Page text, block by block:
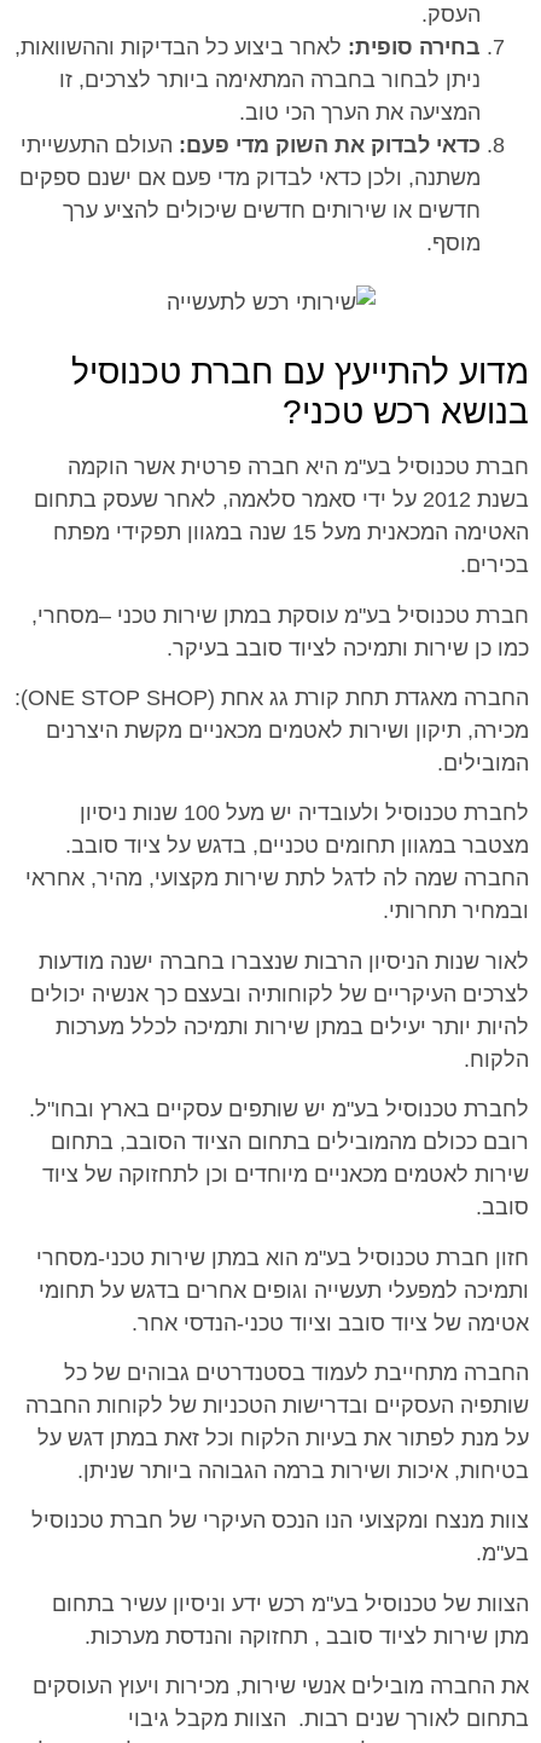
העסק.
בחירה סופית: לאחר ביצוע כל הבדיקות וההשוואות,
ניתן לבחור בחברה המתאימה ביותר לצרכים, זו
המציעה את הערך הכי טוב.
כדאי לבדוק את השוק מדי פעם: העולם התעשייתי
משתנה, ולכן כדאי לבדוק מדי פעם אם ישנם ספקים
חדשים או שירותים חדשים שיכולים להציע ערך
מוסף.
מדוע להתייעץ עם חברת טכנוסיל
בנושא רכש טכני?
חברת טכנוסיל בע"מ היא חברה פרטית אשר הוקמה
בשנת 2012 על ידי סאמר סלאמה, לאחר שעסק בתחום
האטימה המכאנית מעל 15 שנה במגוון תפקידי מפתח
בכירים.
חברת טכנוסיל בע"מ עוסקת במתן שירות טכני –מסחרי,
כמו כן שירות ותמיכה לציוד סובב בעיקר.
החברה מאגדת תחת קורת גג אחת (ONE STOP SHOP):
מכירה, תיקון ושירות לאטמים מכאניים מקשת היצרנים
המובילים.
לחברת טכנוסיל ולעובדיה יש מעל 100 שנות ניסיון
מצטבר במגוון תחומים טכניים, בדגש על ציוד סובב.
החברה שמה לה לדגל לתת שירות מקצועי, מהיר, אחראי
ובמחיר תחרותי.
לאור שנות הניסיון הרבות שנצברו בחברה ישנה מודעות
לצרכים העיקריים של לקוחותיה ובעצם כך אנשיה יכולים
להיות יותר יעילים במתן שירות ותמיכה לכלל מערכות
הלקוח.
לחברת טכנוסיל בע"מ יש שותפים עסקיים בארץ ובחו"ל.
רובם ככולם מהמובילים בתחום הציוד הסובב, בתחום
שירות לאטמים מכאניים מיוחדים וכן לתחזוקה של ציוד
סובב.
חזון חברת טכנוסיל בע"מ הוא במתן שירות טכני-מסחרי
ותמיכה למפעלי תעשייה וגופים אחרים בדגש על תחומי
אטימה של ציוד סובב וציוד טכני-הנדסי אחר.
החברה מתחייבת לעמוד בסטנדרטים גבוהים של כל
שותפיה העסקיים ובדרישות הטכניות של לקוחות החברה
על מנת לפתור את בעיות הלקוח וכל זאת במתן דגש על
בטיחות, איכות ושירות ברמה הגבוהה ביותר שניתן.
צוות מנצח ומקצועי הנו הנכס העיקרי של חברת טכנוסיל
בע"מ.
הצוות של טכנוסיל בע"מ רכש ידע וניסיון עשיר בתחום
מתן שירות לציוד סובב , תחזוקה והנדסת מערכות.
את החברה מובילים אנשי שירות, מכירות ויעוץ העוסקים
בתחום לאורך שנים רבות. הצוות מקבל גיבוי